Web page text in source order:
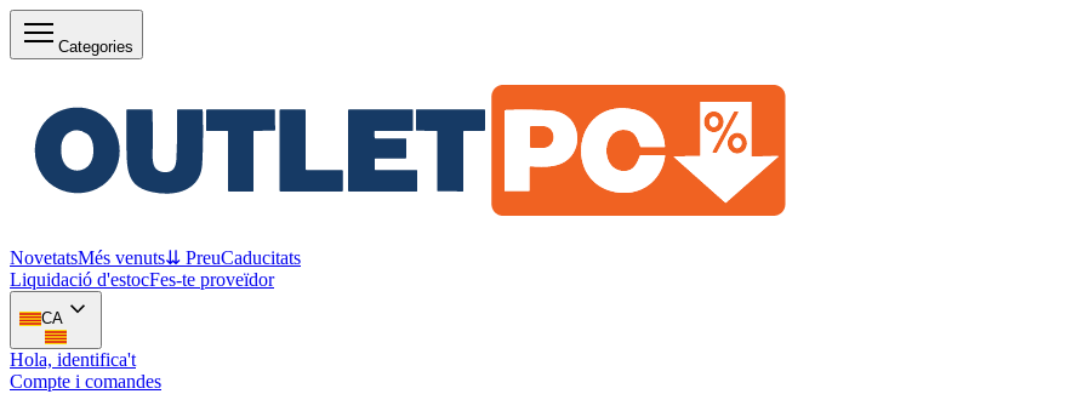
Categories
NovetatsMés venuts⇊ PreuCaducitats
Liquidació d'estocFes-te proveïdor
CA
Hola, identifica't
Compte i comandes